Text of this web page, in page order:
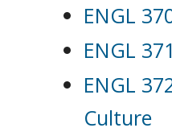
ENGL
ENGL
ENGL
Culture